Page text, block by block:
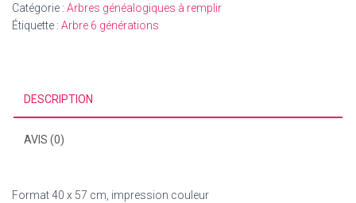
Catégorie : Arbres généalogiques à remplir
Étiquette : Arbre 6 générations
DESCRIPTION
AVIS (0)
Format 40 x 57 cm, impression couleur